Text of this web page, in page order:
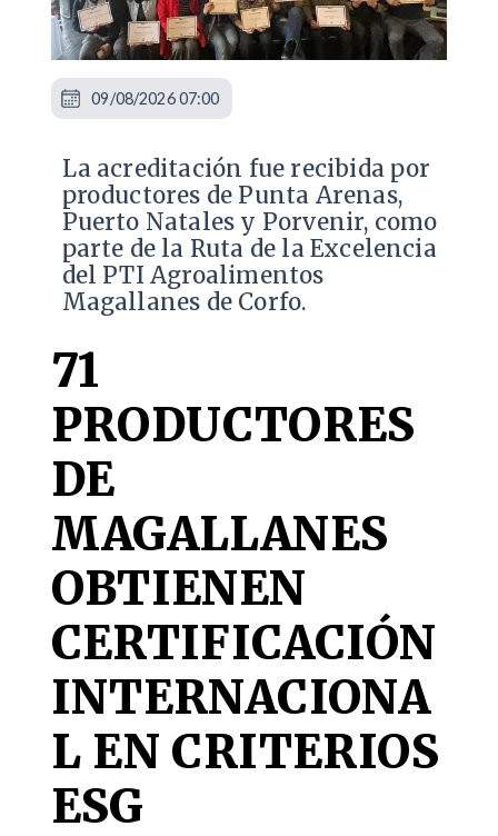
​La acreditación fue recibida por
productores de Punta Arenas,
Puerto Natales y Porvenir, como
parte de la Ruta de la Excelencia
del PTI Agroalimentos
Magallanes de Corfo.
71
PRODUCTORES
DE
MAGALLANES
OBTIENEN
CERTIFICACIÓN
INTERNACIONA
L EN CRITERIOS
ESG
09/08/2026 07:00